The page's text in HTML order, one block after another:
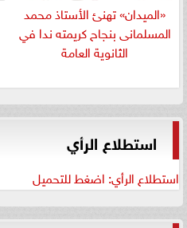
«الميدان» تهنئ الأستاذ محمد
المسلمانى بنجاح كريمته ندا في
الثانوية العامة
استطلاع الرأي
استطلاع الرأي: اضغط للتحميل